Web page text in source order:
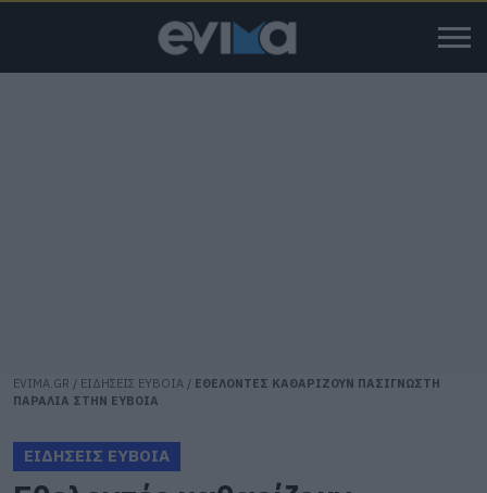
EVIMA.GR / ΕΙΔΗΣΕΙΣ ΕΥΒΟΙΑ / ΕΘΕΛΟΝΤΕΣ ΚΑΘΑΡΙΖΟΥΝ ΠΑΣΙΓΝΩΣΤΗ
ΠΑΡΑΛΙΑ ΣΤΗΝ ΕΥΒΟΙΑ
ΕΙΔΗΣΕΙΣ ΕΥΒΟΙΑ